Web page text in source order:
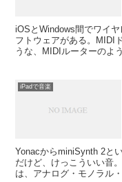
iOSとWindows間でワイ
フトウェアがある。MIDI
うな、MIDIルーターのよ
iPadで音楽
YonacからminiSynth 2と
だけど、けっこういい音
は、アナログ・モノラル